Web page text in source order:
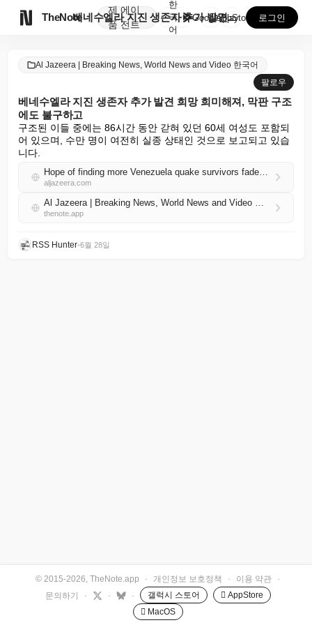
TheNote
제
품
에이
전트
베네수엘라 지진 생존자 추가 발견 희망 희미해져, 막판...
한
국
어
GooglePlay
AppStore 로그인
Al Jazeera | Breaking News, World News and Video 한국어
팔로우
베네수엘라 지진 생존자 추가 발견 희망 희미해져, 막판 구조
에도 불구하고
구조된 이들 중에는 86시간 동안 갇혀 있던 60세 여성도 포함되
어 있으며, 수만 명이 여전히 실종 상태인 것으로 보고되고 있습
니다.
Hope of finding more Venezuela quake survivors fades despite late rescues
aljazeera.com
Al Jazeera | Breaking News, World News and Video 한국어 RSS
thenote.app
RSS Hunter•6월 28일
© 2015-2026, TheNote.app · 개인정보 보호정책 · 이용 약관
·
문의하기
· · · 갤럭시 스토어
 AppStore
 MacOS